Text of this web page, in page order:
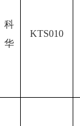
科
华
KTS010